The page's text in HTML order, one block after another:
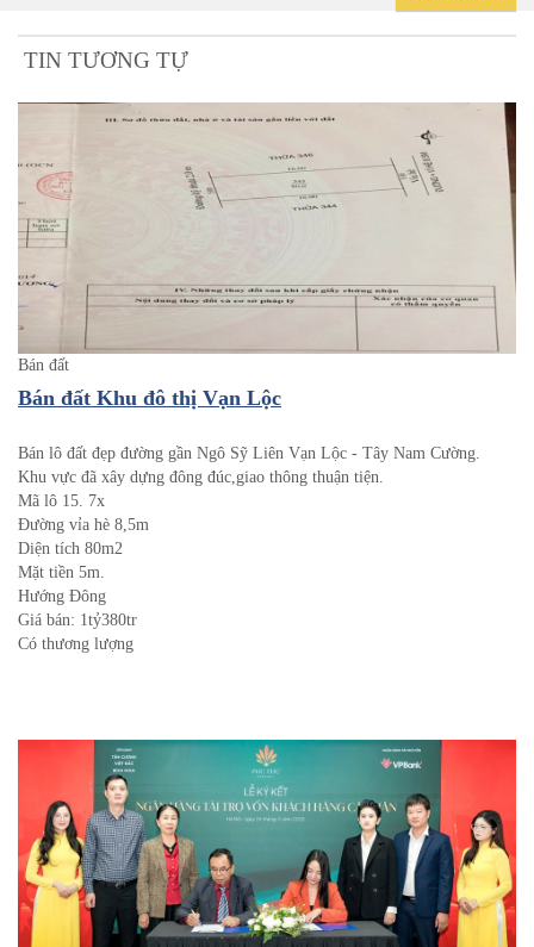
TIN TƯƠNG TỰ
Bán đất
Bán đất Khu đô thị Vạn Lộc
Bán lô đất đẹp đường gần Ngô Sỹ Liên Vạn Lộc - Tây Nam Cường.
Khu vực đã xây dựng đông đúc,giao thông thuận tiện.
Mã lô 15. 7x
Đường vỉa hè 8,5m
Diện tích 80m2
Mặt tiền 5m.
Hướng Đông
Giá bán: 1tỷ380tr
Có thương lượng